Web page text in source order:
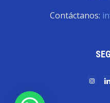
Contáctanos: